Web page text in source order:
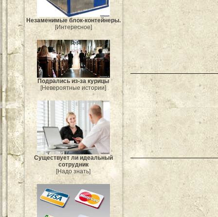
Незаменимые блок-контейнеры.
[Интересное]
Подрались из-за курицы
[Невероятные истории]
Существует ли идеальный
сотрудник
[Надо знать]